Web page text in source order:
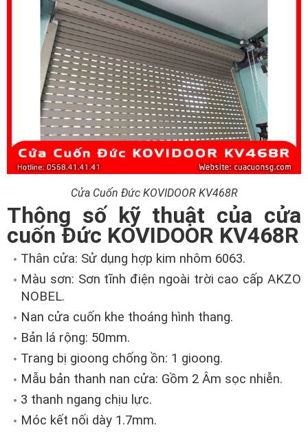
Cửa Cuốn Đức KOVIDOOR KV468R
Thông số kỹ thuật của cửa
cuốn Đức KOVIDOOR KV468R
Thân cửa: Sử dụng hợp kim nhôm 6063.
Màu sơn: Sơn tĩnh điện ngoài trời cao cấp AKZO
NOBEL.
Nan cửa cuốn khe thoáng hình thang.
Bản lá rộng: 50mm.
Trang bị gioong chống ồn: 1 gioong.
Mẫu bản thanh nan cửa: Gồm 2 Âm sọc nhiễn.
3 thanh ngang chịu lực.
Móc kết nối dày 1.7mm.